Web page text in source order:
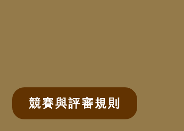
競賽與評審規則